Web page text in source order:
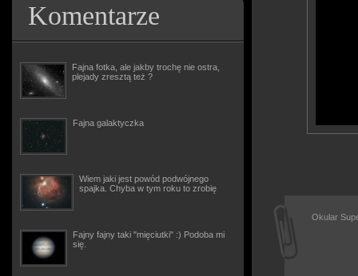
Komentarze
Fajna fotka, ale jakby trochę nie ostra,
plejady zresztą też ?
Fajna galaktyczka
Wiem jaki jest powód podwójnego
spajka. Chyba w tym roku to zrobię
Fajny fajny taki "mięciutki" :) Podoba mi
się.
Okular